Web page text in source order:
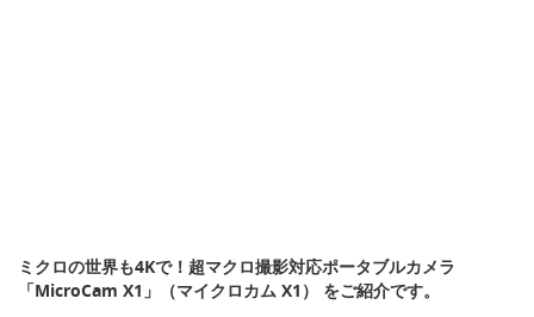
ミクロの世界も4Kで！超マクロ撮影対応ポータブルカメラ
「MicroCam X1」（マイクロカム X1） をご紹介です。